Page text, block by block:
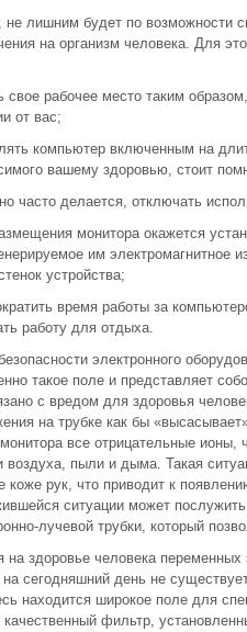
не лишним будет по возможности
на организм человека. Для
свое рабочее место таким
от вас;
компьютер включенным на
вашему здоровью, стоит
часто делается, отключать
монитора окажется
им электромагнитное
устройства;
время работы за
работу для отдыха.
электронного
такое поле и представляет
с вредом для здоровья
на трубке как бы
все отрицательные
пыли и дыма. Такая
коже рук, что приводит к
ситуации может послужить
лучевой трубки, который
здоровье человека переменных
сегодняшний день не
находится широкое поле для
фильтр,